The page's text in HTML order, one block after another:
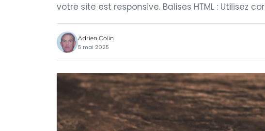
votre site est responsive. Balises HTML : Utilisez
Adrien Colin
5 mai 2025